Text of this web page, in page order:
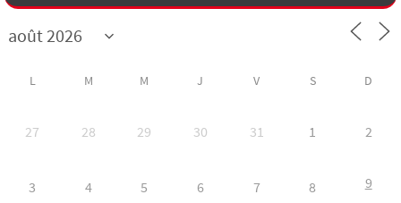
L M M J V S D
27 28 29 30 31 1 2
3 4 5 6 7 8 9